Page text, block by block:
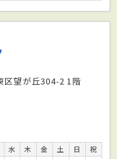
区望が丘304-2 1階
水 木 金 土 日
祝